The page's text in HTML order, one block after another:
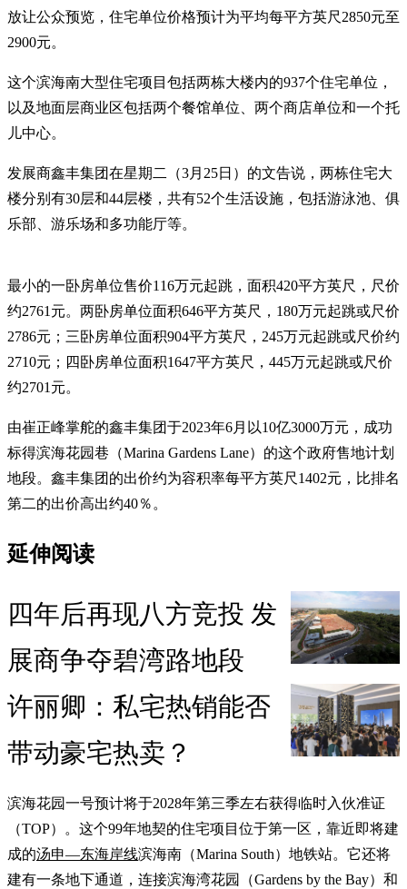
放让公众预览，住宅单位价格预计为平均每平方英尺2850元至
2900元。
这个滨海南大型住宅项目包括两栋大楼内的937个住宅单位，
以及地面层商业区包括两个餐馆单位、两个商店单位和一个托
儿中心。
发展商鑫丰集团在星期二（3月25日）的文告说，两栋住宅大
楼分别有30层和44层楼，共有52个生活设施，包括游泳池、俱
乐部、游乐场和多功能厅等。
最小的一卧房单位售价116万元起跳，面积420平方英尺，尺价
约2761元。两卧房单位面积646平方英尺，180万元起跳或尺价
2786元；三卧房单位面积904平方英尺，245万元起跳或尺价约
2710元；四卧房单位面积1647平方英尺，445万元起跳或尺价
约2701元。
由崔正峰掌舵的鑫丰集团于2023年6月以10亿3000万元，成功
标得滨海花园巷（Marina Gardens Lane）的这个政府售地计划
地段。鑫丰集团的出价约为容积率每平方英尺1402元，比排名
第二的出价高出约40％。
延伸阅读
四年后再现八方竞投 发
展商争夺碧湾路地段
许丽卿：私宅热销能否
带动豪宅热卖？
滨海花园一号预计将于2028年第三季左右获得临时入伙准证
（TOP）。这个99年地契的住宅项目位于第一区，靠近即将建
成的汤申—东海岸线滨海南（Marina South）地铁站。它还将
建有一条地下通道，连接滨海湾花园（Gardens by the Bay）和